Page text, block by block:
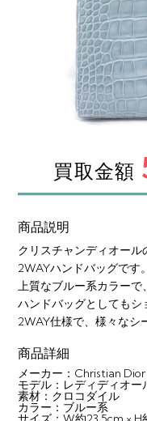
買取金額
商品説明
クリスチャンディオー
2WAYハンドバッグです
上質なブルー系カラーで
ハンドバッグとしても
2WAY仕様で、様々なシ
商品詳細
メーカー：Christian Dior
モデル：レディディオー
素材：クロコダイル
カラー：ブルー系